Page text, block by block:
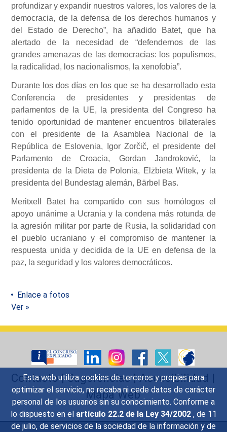
Esta web utiliza cookies de terceros y propias para
optimizar el servicio, no recaba ni cede datos de carácter
personal de los usuarios sin su conocimiento. Conforme a
lo dispuesto en el artículo 22.2 de la Ley 34/2002 , de 11
de julio, de servicios de la sociedad de la información y de
profundizar y expandir nuestros valores, los valores de la
democracia, de la defensa de los derechos humanos y
del Estado de Derecho”, ha añadido Batet, que ha
alertado de la necesidad de “defendernos de las
grandes amenazas de las democracias: los populismos,
la radicalidad, los nacionalismos, la xenofobia”.
Durante los dos días en los que se ha desarrollado esta
Conferencia de presidentes y presidentas de
parlamentos de la UE, la presidenta del Congreso ha
tenido oportunidad de mantener encuentros bilaterales
con el presidente de la Asamblea Nacional de la
República de Eslovenia, Igor Zorčič, el presidente del
Parlamento de Croacia, Gordan Jandroković, la
presidenta de la Dieta de Polonia, Elżbieta Witek, y la
presidenta del Bundestag alemán, Bärbel Bas.
Meritxell Batet ha compartido con sus homólogos el
apoyo unánime a Ucrania y la condena más rotunda de
la agresión militar por parte de Rusia, la solidaridad con
el pueblo ucraniano y el compromiso de mantener la
respuesta unida y decidida de la UE en defensa de la
paz, la seguridad y los valores democráticos.
Enlace a fotos
Ver »
Contacto|Sugerencias|Accesibilidad |
Mapa Web